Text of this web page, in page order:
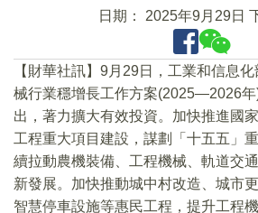
日期： 2025年9月29日
【財華社訊】9月29日，工業和信息
械行業穩增長工作方案(2025—2026
出，著力擴大有效投資。加快推進國
工程重大項目建設，謀劃「十五五」
續拉動農機裝備、工程機械、軌道交
新發展。加快推動城中村改造、城市
智慧停車設施等惠民工程，提升工程